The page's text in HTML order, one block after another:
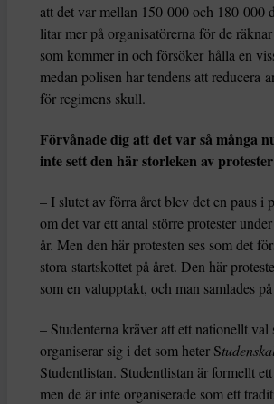
att det var mellan 150 000 och 180 000
litar mer på organisatörerna för de
som kommer in och försöker hålla en
medan polisen har tendens att reducera
för regimens skull.
Förvånade dig att det var så många
inte sett den här storleken av
– I slutet av förra året blev det en paus i
om det var ett antal större protester
år. Men den här protesten ses som det
stora startskottet på året. Den här
som en valupptakt, och man samlades
– Studenterna kräver att ett nationellt val
organiserar sig i det som heter S
Studentlistan. Studentlistan är formellt
men de är inte organiserade som ett